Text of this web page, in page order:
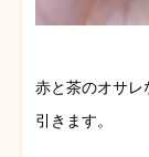
赤と茶のオサレ
引きます。